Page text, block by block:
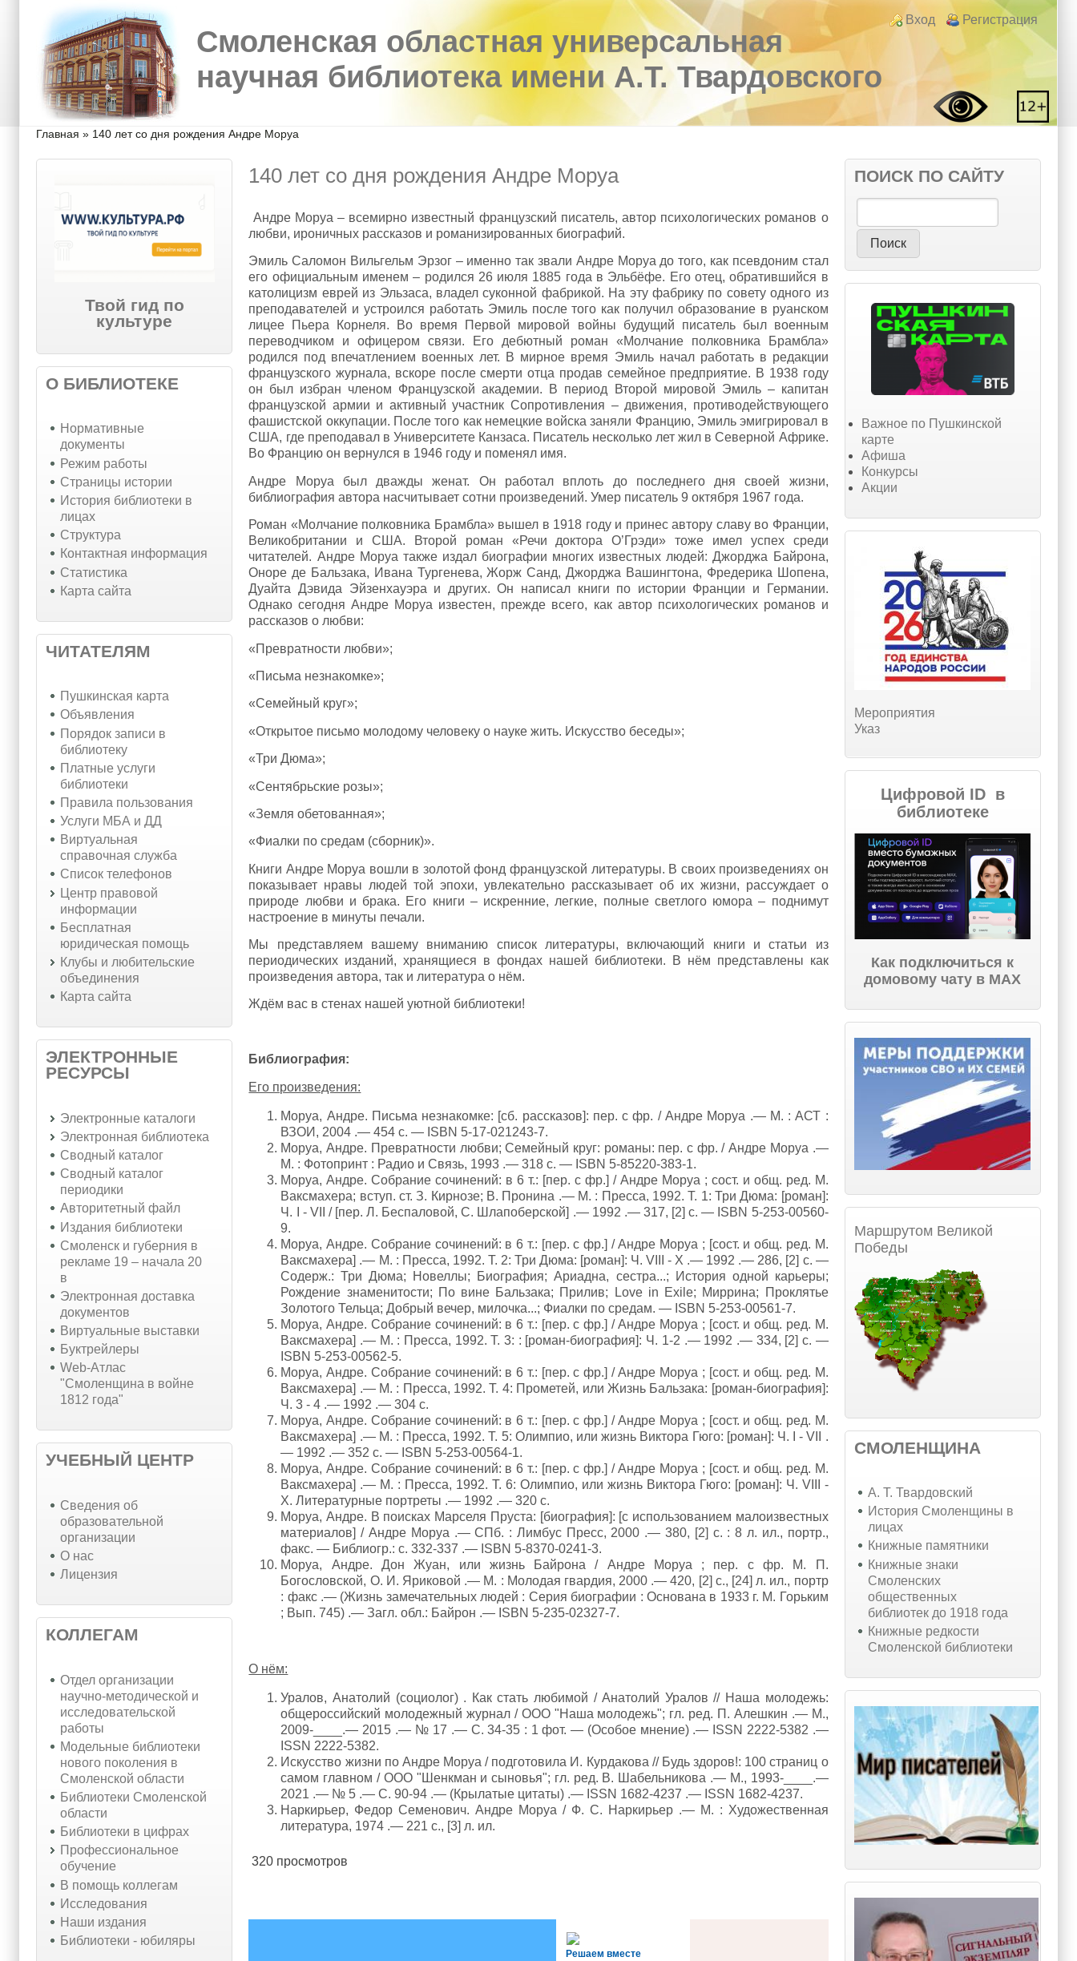
Перейти к основному содержанию
Skip to search
Login links
Вход Регистрация
Смоленская областная универсальная
научная библиотека имени А.Т. Твардовского
Вы здесь
Главная » 140 лет со дня рождения Андре Моруа
Твой гид по
культуре
О БИБЛИОТЕКЕ
Нормативные
документы
Режим работы
Страницы истории
История библиотеки в
лицах
Структура
Контактная информация
Статистика
Карта сайта
ЧИТАТЕЛЯМ
Пушкинская карта
Объявления
Порядок записи в
библиотеку
Платные услуги
библиотеки
Правила пользования
Услуги МБА и ДД
Виртуальная
справочная служба
Список телефонов
Центр правовой
информации
Бесплатная
юридическая помощь
Клубы и любительские
объединения
Карта сайта
ЭЛЕКТРОННЫЕ
РЕСУРСЫ
Электронные каталоги
Электронная библиотека
Сводный каталог
Сводный каталог
периодики
Авторитетный файл
Издания библиотеки
Смоленск и губерния в
рекламе 19 – начала 20
в
Электронная доставка
документов
Виртуальные выставки
Буктрейлеры
Web-Атлас
"Смоленщина в войне
1812 года"
УЧЕБНЫЙ ЦЕНТР
Cведения об
образовательной
организации
О нас
Лицензия
КОЛЛЕГАМ
Отдел организации
научно-методической и
исследовательской
работы
Модельные библиотеки
нового поколения в
Смоленской области
Библиотеки Смоленской
области
Библиотеки в цифрах
Профессиональное
обучение
В помощь коллегам
Исследования
Наши издания
Библиотеки - юбиляры
140 лет со дня рождения Андре Моруа
Андре Моруа – всемирно известный французский писатель, автор психологических романов о
любви, ироничных рассказов и романизированных биографий.
Эмиль Саломон Вильгельм Эрзог – именно так звали Андре Моруа до того, как псевдоним стал
его официальным именем – родился 26 июля 1885 года в Эльбёфе. Его отец, обратившийся в
католицизм еврей из Эльзаса, владел суконной фабрикой. На эту фабрику по совету одного из
преподавателей и устроился работать Эмиль после того как получил образование в руанском
лицее Пьера Корнеля. Во время Первой мировой войны будущий писатель был военным
переводчиком и офицером связи. Его дебютный роман «Молчание полковника Брамбла»
родился под впечатлением военных лет. В мирное время Эмиль начал работать в редакции
французского журнала, вскоре после смерти отца продав семейное предприятие. В 1938 году
он был избран членом Французской академии. В период Второй мировой Эмиль – капитан
французской армии и активный участник Сопротивления – движения, противодействующего
фашистской оккупации. После того как немецкие войска заняли Францию, Эмиль эмигрировал в
США, где преподавал в Университете Канзаса. Писатель несколько лет жил в Северной Африке.
Во Францию он вернулся в 1946 году и поменял имя.
Андре Моруа был дважды женат. Он работал вплоть до последнего дня своей жизни,
библиография автора насчитывает сотни произведений. Умер писатель 9 октября 1967 года.
Роман «Молчание полковника Брамбла» вышел в 1918 году и принес автору славу во Франции,
Великобритании и США. Второй роман «Речи доктора О’Грэди» тоже имел успех среди
читателей. Андре Моруа также издал биографии многих известных людей: Джорджа Байрона,
Оноре де Бальзака, Ивана Тургенева, Жорж Санд, Джорджа Вашингтона, Фредерика Шопена,
Дуайта Дэвида Эйзенхауэра и других. Он написал книги по истории Франции и Германии.
Однако сегодня Андре Моруа известен, прежде всего, как автор психологических романов и
рассказов о любви:
«Превратности любви»;
«Письма незнакомке»;
«Семейный круг»;
«Открытое письмо молодому человеку о науке жить. Искусство беседы»;
«Три Дюма»;
«Сентябрьские розы»;
«Земля обетованная»;
«Фиалки по средам (сборник)».
Книги Андре Моруа вошли в золотой фонд французской литературы. В своих произведениях он
показывает нравы людей той эпохи, увлекательно рассказывает об их жизни, рассуждает о
природе любви и брака. Его книги – искренние, легкие, полные светлого юмора – поднимут
настроение в минуты печали.
Мы представляем вашему вниманию список литературы, включающий книги и статьи из
периодических изданий, хранящиеся в фондах нашей библиотеки. В нём представлены как
произведения автора, так и литература о нём.
Ждём вас в стенах нашей уютной библиотеки!
Библиография:
Его произведения:
Моруа, Андре. Письма незнакомке: [сб. рассказов]: пер. с фр. / Андре Моруа .— М. : АСТ :
ВЗОИ, 2004 .— 454 с. — ISBN 5-17-021243-7.
Моруа, Андре. Превратности любви; Семейный круг: романы: пер. с фр. / Андре Моруа .—
М. : Фотопринт : Радио и Связь, 1993 .— 318 с. — ISBN 5-85220-383-1.
Моруа, Андре. Собрание сочинений: в 6 т.: [пер. с фр.] / Андре Моруа ; сост. и общ. ред. М.
Ваксмахера; вступ. ст. З. Кирнозе; В. Пронина .— М. : Пресса, 1992. Т. 1: Три Дюма: [роман]:
Ч. I - VII / [пер. Л. Беспаловой, С. Шлапоберской] .— 1992 .— 317, [2] с. — ISBN 5-253-00560-
9.
Моруа, Андре. Собрание сочинений: в 6 т.: [пер. с фр.] / Андре Моруа ; [сост. и общ. ред. М.
Ваксмахера] .— М. : Пресса, 1992. Т. 2: Три Дюма: [роман]: Ч. VIII - X .— 1992 .— 286, [2] с. —
Содерж.: Три Дюма; Новеллы; Биография; Ариадна, сестра...; История одной карьеры;
Рождение знаменитости; По вине Бальзака; Прилив; Love in Exile; Миррина; Проклятье
Золотого Тельца; Добрый вечер, милочка...; Фиалки по средам. — ISBN 5-253-00561-7.
Моруа, Андре. Собрание сочинений: в 6 т.: [пер. с фр.] / Андре Моруа ; [сост. и общ. ред. М.
Ваксмахера] .— М. : Пресса, 1992. Т. 3: : [роман-биография]: Ч. 1-2 .— 1992 .— 334, [2] с. —
ISBN 5-253-00562-5.
Моруа, Андре. Собрание сочинений: в 6 т.: [пер. с фр.] / Андре Моруа ; [сост. и общ. ред. М.
Ваксмахера] .— М. : Пресса, 1992. Т. 4: Прометей, или Жизнь Бальзака: [роман-биография]:
Ч. 3 - 4 .— 1992 .— 304 с.
Моруа, Андре. Собрание сочинений: в 6 т.: [пер. с фр.] / Андре Моруа ; [сост. и общ. ред. М.
Ваксмахера] .— М. : Пресса, 1992. Т. 5: Олимпио, или жизнь Виктора Гюго: [роман]: Ч. I - VII .
— 1992 .— 352 с. — ISBN 5-253-00564-1.
Моруа, Андре. Собрание сочинений: в 6 т.: [пер. с фр.] / Андре Моруа ; [сост. и общ. ред. М.
Ваксмахера] .— М. : Пресса, 1992. Т. 6: Олимпио, или жизнь Виктора Гюго: [роман]: Ч. VIII -
X. Литературные портреты .— 1992 .— 320 с.
Моруа, Андре. В поисках Марселя Пруста: [биография]: [с использованием малоизвестных
материалов] / Андре Моруа .— СПб. : Лимбус Пресс, 2000 .— 380, [2] с. : 8 л. ил., портр.,
факс. — Библиогр.: с. 332-337 .— ISBN 5-8370-0241-3.
Моруа, Андре. Дон Жуан, или жизнь Байрона / Андре Моруа ; пер. с фр. М. П.
Богословской, О. И. Яриковой .— М. : Молодая гвардия, 2000 .— 420, [2] с., [24] л. ил., портр
: факс .— (Жизнь замечательных людей : Серия биографии : Основана в 1933 г. М. Горьким
; Вып. 745) .— Загл. обл.: Байрон .— ISBN 5-235-02327-7.
О нём:
Уралов, Анатолий (социолог) . Как стать любимой / Анатолий Уралов // Наша молодежь:
общероссийский молодежный журнал / ООО "Наша молодежь"; гл. ред. П. Алешкин .— М.,
2009-____.— 2015 .— № 17 .— С. 34-35 : 1 фот. — (Особое мнение) .— ISSN 2222-5382 .—
ISSN 2222-5382.
Искусство жизни по Андре Моруа / подготовила И. Курдакова // Будь здоров!: 100 страниц о
самом главном / ООО "Шенкман и сыновья"; гл. ред. В. Шабельникова .— М., 1993-____.—
2021 .— № 5 .— С. 90-94 .— (Крылатые цитаты) .— ISSN 1682-4237 .— ISSN 1682-4237.
Наркирьер, Федор Семенович. Андре Моруа / Ф. С. Наркирьер .— М. : Художественная
литература, 1974 .— 221 с., [3] л. ил.
320 просмотров
alt='Госуслуги' />
Решаем вместе
ПОИСК ПО САЙТУ
Важное по Пушкинской
карте
Афиша
Конкурсы
Акции
Мероприятия
Указ
Цифровой ID в
библиотеке
Как подключиться к
домовому чату в МАХ
Маршрутом Великой
Победы
СМОЛЕНЩИНА
А. Т. Твардовский
История Смоленщины в
лицах
Книжные памятники
Книжные знаки
Смоленских
общественных
библиотек до 1918 года
Книжные редкости
Смоленской библиотеки